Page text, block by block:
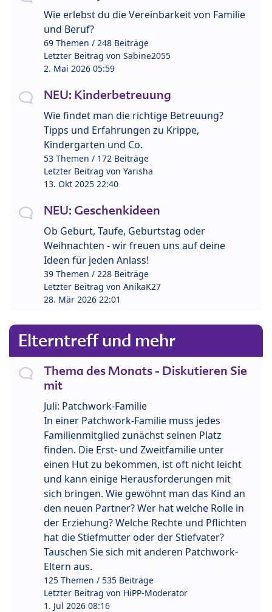
Wie erlebst du die Vereinbarkeit von Familie
und Beruf?
69 Themen / 248 Beiträge
Letzter Beitrag von Sabine2055
2. Mai 2026 05:59
NEU: Kinderbetreuung
Wie findet man die richtige Betreuung?
Tipps und Erfahrungen zu Krippe,
Kindergarten und Co.
53 Themen / 172 Beiträge
Letzter Beitrag von Yarisha
13. Okt 2025 22:40
NEU: Geschenkideen
Ob Geburt, Taufe, Geburtstag oder
Weihnachten - wir freuen uns auf deine
Ideen für jeden Anlass!
39 Themen / 228 Beiträge
Letzter Beitrag von AnikaK27
28. Mär 2026 22:01
Elterntreff und mehr
Thema des Monats - Diskutieren Sie
mit
Juli: Patchwork-Familie
In einer Patchwork-Familie muss jedes
Familienmitglied zunächst seinen Platz
finden. Die Erst- und Zweitfamilie unter
einen Hut zu bekommen, ist oft nicht leicht
und kann einige Herausforderungen mit
sich bringen. Wie gewöhnt man das Kind an
den neuen Partner? Wer hat welche Rolle in
der Erziehung? Welche Rechte und Pflichten
hat die Stiefmutter oder der Stiefvater?
Tauschen Sie sich mit anderen Patchwork-
Eltern aus.
125 Themen / 535 Beiträge
Letzter Beitrag von HiPP-Moderator
1. Jul 2026 08:16